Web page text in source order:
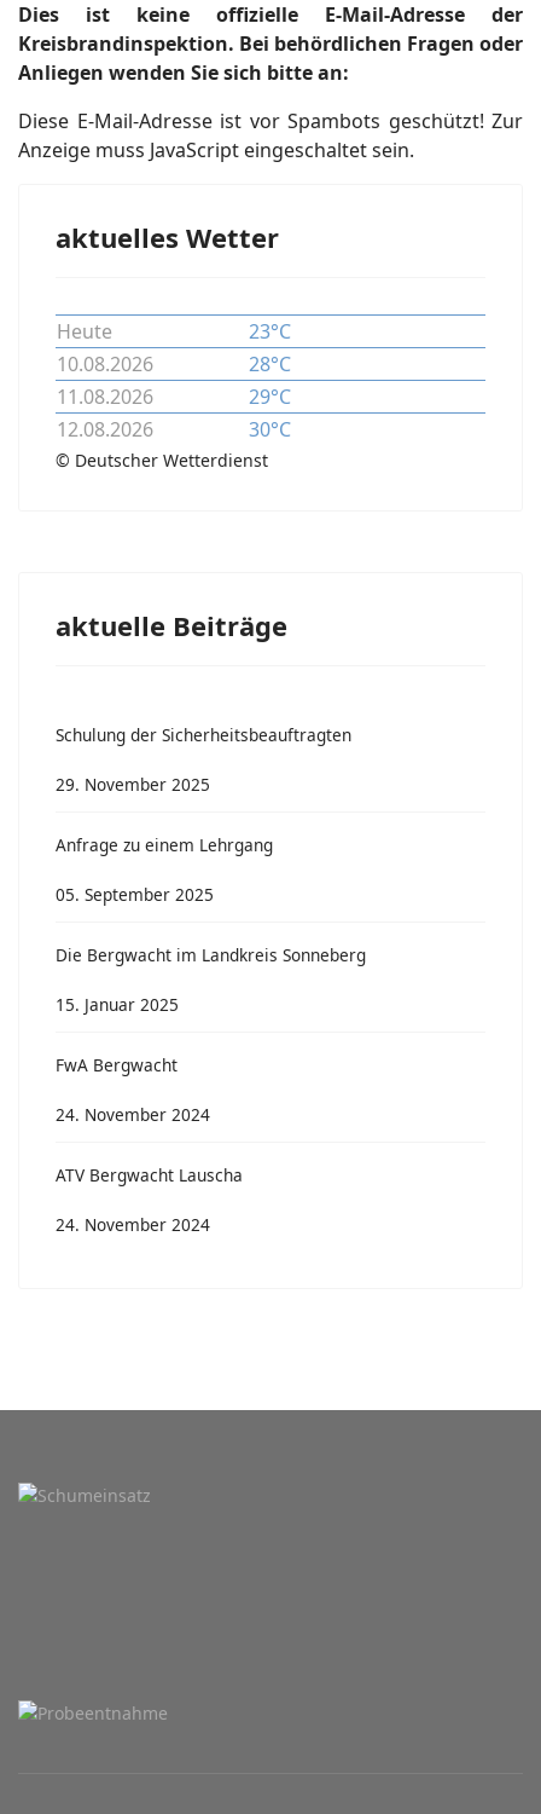
Dies ist keine offizielle E-Mail-Adresse der
Kreisbrandinspektion. Bei behördlichen Fragen oder
Anliegen wenden Sie sich bitte an:
Diese E-Mail-Adresse ist vor Spambots geschützt! Zur
Anzeige muss JavaScript eingeschaltet sein.
aktuelles Wetter
Heute
23°C
10.08.2026
28°C
11.08.2026
29°C
12.08.2026
30°C
© Deutscher Wetterdienst
aktuelle Beiträge
Schulung der Sicherheitsbeauftragten
29. November 2025
Anfrage zu einem Lehrgang
05. September 2025
Die Bergwacht im Landkreis Sonneberg
15. Januar 2025
FwA Bergwacht
24. November 2024
ATV Bergwacht Lauscha
24. November 2024